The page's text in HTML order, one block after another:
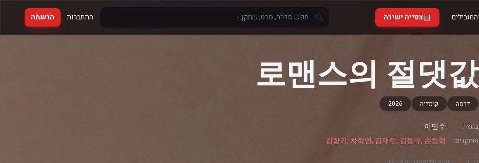
המובילים צפייה ישירה התחברות הרשמה
로맨스의 절댓값
דרמה קומדיה 2026
במאי:
이민주
שחקנים:
김향기, 차학연, 김재현, 김동규, 손정혁
דירוג עונותפרקיםמשדרת מ-רשת